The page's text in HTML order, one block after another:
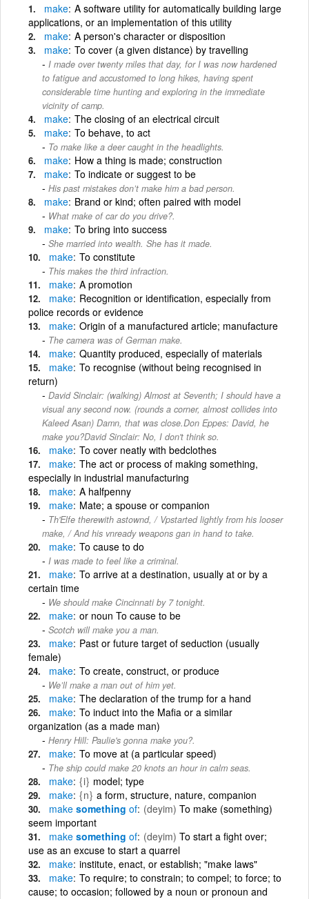
make A software utility for automatically building large
applications, or an implementation of this utility
make A person's character or disposition
make To cover (a given distance) by travelling
I made over twenty miles that day, for I was now hardened
to fatigue and accustomed to long hikes, having spent
considerable time hunting and exploring in the immediate
vicinity of camp.
make The closing of an electrical circuit
make To behave, to act
To make like a deer caught in the headlights.
make How a thing is made; construction
make To indicate or suggest to be
His past mistakes don’t make him a bad person.
make Brand or kind; often paired with model
What make of car do you drive?.
make To bring into success
She married into wealth. She has it made.
make To constitute
This makes the third infraction.
make A promotion
make Recognition or identification, especially from
police records or evidence
make Origin of a manufactured article; manufacture
The camera was of German make.
make Quantity produced, especially of materials
make To recognise (without being recognised in
return)
David Sinclair: (walking) Almost at Seventh; I should have a
visual any second now. (rounds a corner, almost collides into
Kaleed Asan) Damn, that was close.Don Eppes: David, he
make you?David Sinclair: No, I don't think so.
make To cover neatly with bedclothes
make The act or process of making something,
especially in industrial manufacturing
make A halfpenny
make Mate; a spouse or companion
Th'Elfe therewith astownd, / Vpstarted lightly from his looser
make, / And his vnready weapons gan in hand to take.
make To cause to do
I was made to feel like a criminal.
make To arrive at a destination, usually at or by a
certain time
We should make Cincinnati by 7 tonight.
make or noun To cause to be
Scotch will make you a man.
make Past or future target of seduction (usually
female)
make To create, construct, or produce
We’ll make a man out of him yet.
make The declaration of the trump for a hand
make To induct into the Mafia or a similar
organization (as a made man)
Henry Hill: Paulie's gonna make you?.
make To move at (a particular speed)
The ship could make 20 knots an hour in calm seas.
make {i} model; type
make {n} a form, structure, nature, companion
make something of (deyim) To make (something)
seem important
make something of (deyim) To start a fight over;
use as an excuse to start a quarrel
make institute, enact, or establish; "make laws"
make To require; to constrain; to compel; to force; to
cause; to occasion; followed by a noun or pronoun and